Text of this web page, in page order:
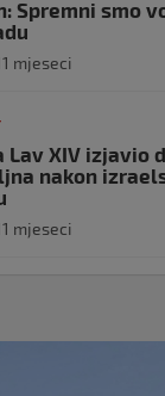
Spremni smo
mjeseci
Lav XIV izjavio
nakon
mjeseci